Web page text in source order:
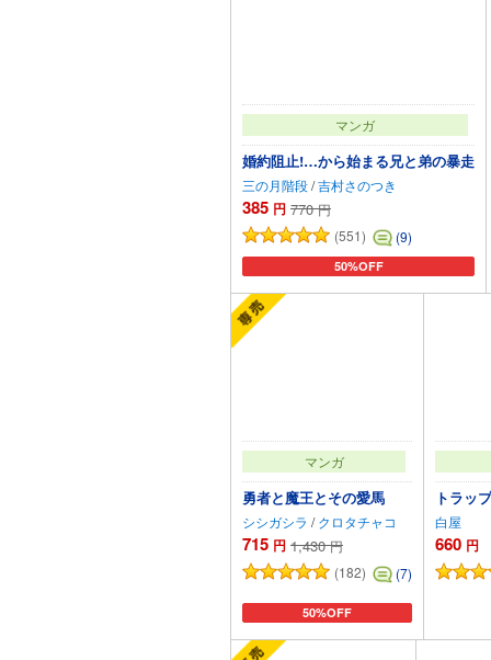
マンガ
婚約阻止!…から始まる兄と弟の暴走
三の月階段/吉村さのつき
385 円 770 円
(551)
(9)
50%OFF
カートに追加
マンガ
勇者と魔王とその愛馬
シシガシラ / クロタチャコ
715 円 1,430 円
(182)
(7)
50%OFF
カートに追加
トラッ
白屋
660 円